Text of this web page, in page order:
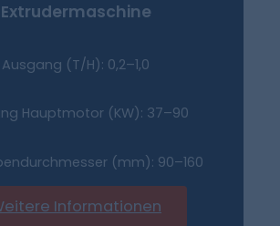
Extrudermaschine
Ausgang (T/H): 0,2–1,0
Hauptmotor (kW): 37–90
(mm): 90–160
Informationen